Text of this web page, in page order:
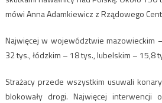
mówi Anna Adamkiewicz z Rządowego
Najwięcej w województwie mazowieckim
32 tys., łódzkim – 18 tys., lubelskim – 15,8
Strażacy przede wszystkim usuwali
blokowały drogi. Najwięcej interwencji